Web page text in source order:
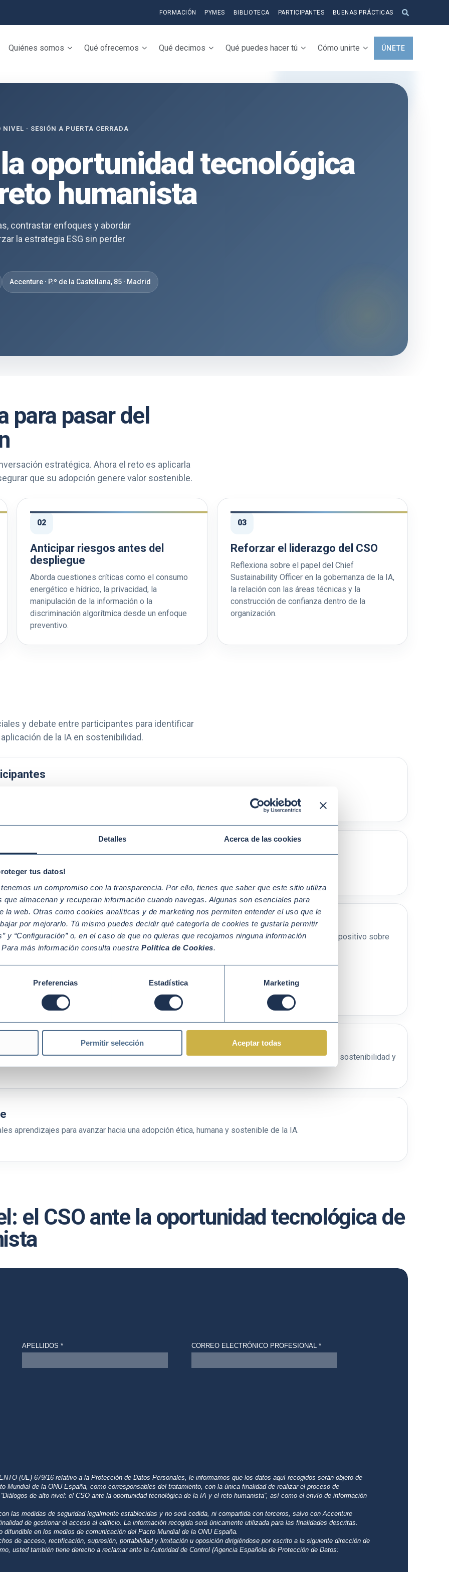
Detalles Acerca de las cookies
tus datos!
un compromiso con la transparencia. Por ello, tienes que saber que este sitio utiliza
almacenan y recuperan información cuando navegas. Algunas son esenciales para
la web. Otras como cookies analíticas y de marketing nos permiten entender el uso que le
por mejorarlo. Tú mismo puedes decidir qué categoría de cookies te gustaría permitir
y “Configuración” o, en el caso de que no quieras que recojamos ninguna información
Para más información consulta nuestra Política de Cookies.
Preferencias Estadística Marketing
Permitir selección Aceptar todas
FORMACIÓN PYMES BIBLIOTECA PARTICIPANTES BUENAS PRÁCTICAS
Quiénes somos Qué ofrecemos Qué decimos Qué puedes hacer tú Cómo unirte ÚNETE
· SESIÓN A PUERTA CERRADA
la oportunidad tecnológica
humanista
contrastar enfoques y abordar
la estrategia ESG sin perder
Accenture · P.º de la Castellana, 85 · Madrid
para pasar del
estratégica. Ahora el reto es aplicarla
que su adopción genere valor sostenible.
02
Anticipar riesgos antes del
despliegue
Aborda cuestiones críticas como el consumo
energético e hídrico, la privacidad, la
manipulación de la información o la
discriminación algorítmica desde un enfoque
preventivo.
03
Reforzar el liderazgo del CSO
Reflexiona sobre el papel del Chief
Sustainability Officer en la gobernanza de la IA,
la relación con las áreas técnicas y la
construcción de confianza dentro de la
organización.
y debate entre participantes para identificar
de la IA en sostenibilidad.
panelistas
aplicada a la sostenibilidad, soluciones empresariales, enfoque humanista de la IA e impacto positivo sobre
Governance en Telefónica
Manager en Accenture
, Iberia Sustainability Lead & Strategy Senior Manager en Accenture
real de la IA, criterios de gobernanza y el papel del CSO como puente entre innovación, sostenibilidad y
aprendizajes para avanzar hacia una adopción ética, humana y sostenible de la IA.
el CSO ante la oportunidad tecnológica de